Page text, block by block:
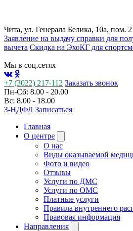
Чита, ул. Генерала Белика, 10а, пом. 2
Заявление на выдачу справки для
вычета Cкидка на ЭхоКГ для
Мы в соц.сетях
+7 (3022) 217-112 Заказать звонок
Пн-Сб: 8.00 - 20.00
Вс: 8.00 - 18.00
3-НДФЛ Записаться
Главная
О центре
О нас
Виды оказываемой
Фото и видео
Отзывы
Услуги по ДМС
Услуги по ОМС
Платные услуги
Правила внутреннего
Правовая информация
Направления